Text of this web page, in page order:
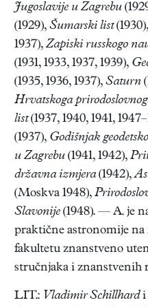
Jugoslavije u Zagrebu
(1929), Šumarski list(1930),
1937), Zapiski russkogo
(1931, 1933, 1937, 1939),
(1935, 1936, 1937), Saturn
Hrvatskoga
list(1937, 1940, 1941,
(1937), Godišnjak
u Zagrebu (1941, 1942),
državna izmjera(1942),
(Moskva 1948),
Slavonije (1948). — A. je
praktične astronomije
fakultetu znanstveno
stručnjaka i znanstvenih
LIT.: Vladimir Schillhardi